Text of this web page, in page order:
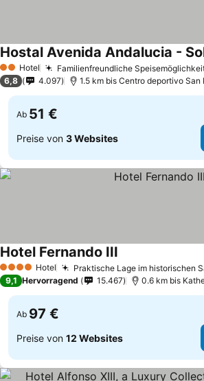
2 Sterne
Hotel Familienfreundliche
Hostal Avenida Andalucia -
6,8 4.097 1.5 km bis Centro deportivo San
Ab 51 €
Preise von 3 Websites
4 Sterne Hotel Praktische Lage im historischen
Hotel Fernando III
9,1 Hervorragend 15.467 0.6 km bis
Ab 97 €
Preise von 12 Websites